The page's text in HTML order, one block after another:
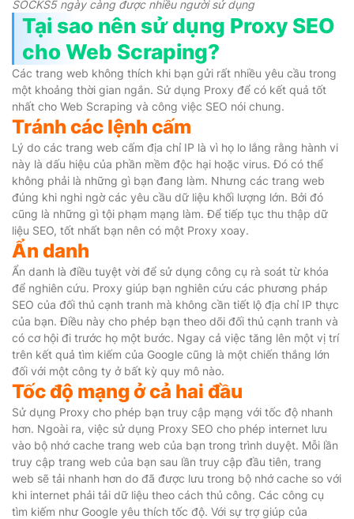
SOCKS5 ngày càng được nhiều người sử dụng
Tại sao nên sử dụng Proxy SEO
cho Web Scraping?
Các trang web không thích khi bạn gửi rất nhiều yêu cầu trong
một khoảng thời gian ngắn. Sử dụng Proxy để có kết quả tốt
nhất cho Web Scraping và công việc SEO nói chung.
Tránh các lệnh cấm
Lý do các trang web cấm địa chỉ IP là vì họ lo lắng rằng hành vi
này là dấu hiệu của phần mềm độc hại hoặc virus. Đó có thể
không phải là những gì bạn đang làm. Nhưng các trang web
đúng khi nghi ngờ các yêu cầu dữ liệu khối lượng lớn. Bởi đó
cũng là những gì tội phạm mạng làm. Để tiếp tục thu thập dữ
liệu SEO, tốt nhất bạn nên có một Proxy xoay.
Ẩn danh
Ẩn danh là điều tuyệt vời để sử dụng công cụ rà soát từ khóa
để nghiên cứu. Proxy giúp bạn nghiên cứu các phương pháp
SEO của đối thủ cạnh tranh mà không cần tiết lộ địa chỉ IP thực
của bạn. Điều này cho phép bạn theo dõi đối thủ cạnh tranh và
có cơ hội đi trước họ một bước. Ngay cả việc tăng lên một vị trí
trên kết quả tìm kiếm của Google cũng là một chiến thắng lớn
đối với một công ty ở bất kỳ quy mô nào.
Tốc độ mạng ở cả hai đầu
Sử dụng Proxy cho phép bạn truy cập mạng với tốc độ nhanh
hơn. Ngoài ra, việc sử dụng Proxy SEO cho phép internet lưu
vào bộ nhớ cache trang web của bạn trong trình duyệt. Mỗi lần
truy cập trang web của bạn sau lần truy cập đầu tiên, trang
web sẽ tải nhanh hơn do đã được lưu trong bộ nhớ cache so với
khi internet phải tải dữ liệu theo cách thủ công. Các công cụ
tìm kiếm như Google yêu thích tốc độ. Với sự trợ giúp của